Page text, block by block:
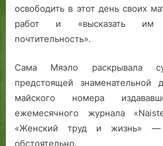
освободить в этот день своих
работ и «высказать им
почтительность».
Сама Мяэло раскрывала
предстоящей знаменательной
майского номера
ежемесячного журнала
«Женский труд и жизнь» —
обстоятельно.